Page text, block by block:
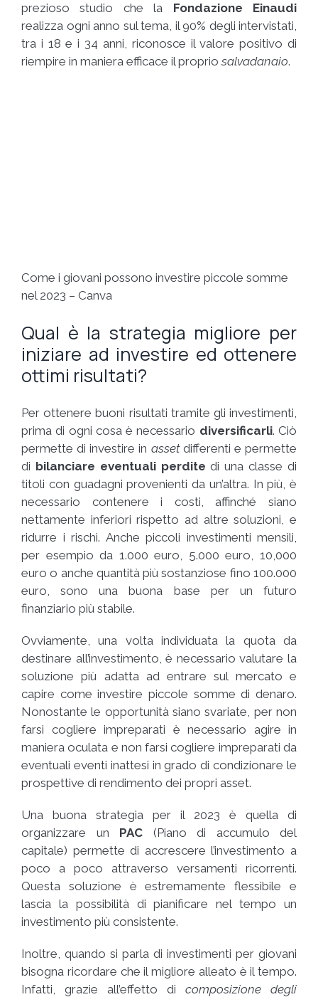
prezioso studio che la Fondazione Einaudi
realizza ogni anno sul tema, il 90% degli intervistati,
tra i 18 e i 34 anni, riconosce il valore positivo di
riempire in maniera efficace il proprio salvadanaio.
Come i giovani possono investire piccole somme
nel 2023 – Canva
Qual è la strategia migliore per
iniziare ad investire ed ottenere
ottimi risultati?
Per ottenere buoni risultati tramite gli investimenti,
prima di ogni cosa è necessario diversificarli. Ciò
permette di investire in assetdifferenti e permette
di bilanciare eventuali perdite di una classe di
titoli con guadagni provenienti da un’altra. In più, è
necessario contenere i costi, affinché siano
nettamente inferiori rispetto ad altre soluzioni, e
ridurre i rischi. Anche piccoli investimenti mensili,
per esempio da 1.000 euro, 5.000 euro, 10,000
euro o anche quantità più sostanziose fino 100.000
euro, sono una buona base per un futuro
finanziario più stabile.
Ovviamente, una volta individuata la quota da
destinare all’investimento, è necessario valutare la
soluzione più adatta ad entrare sul mercato e
capire come investire piccole somme di denaro.
Nonostante le opportunità siano svariate, per non
farsi cogliere impreparati è necessario agire in
maniera oculata e non farsi cogliere impreparati da
eventuali eventi inattesi in grado di condizionare le
prospettive di rendimento dei propri asset.
Una buona strategia per il 2023 è quella di
organizzare un PAC (Piano di accumulo del
capitale) permette di accrescere l’investimento a
poco a poco attraverso versamenti ricorrenti.
Questa soluzione è estremamente flessibile e
lascia la possibilità di pianificare nel tempo un
investimento più consistente.
Inoltre, quando si parla di investimenti per giovani
bisogna ricordare che il migliore alleato è il tempo.
Infatti, grazie all’effetto di composizione degli